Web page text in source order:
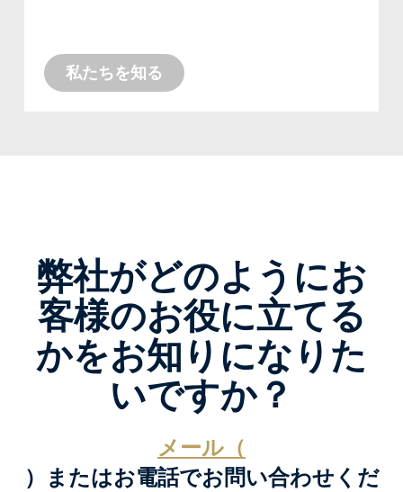
私たちを知る
弊社がどのようにお
客様のお役に立てる
かをお知りになりた
いですか？
メール（
）またはお電話でお問い合わせくだ